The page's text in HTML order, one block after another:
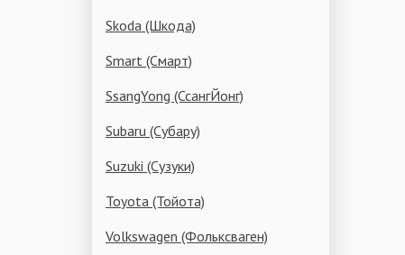
Skoda (Шкода)
Smart (Смарт)
SsangYong (СсангЙонг)
Subaru (Субару)
Suzuki (Сузуки)
Toyota (Тойота)
Volkswagen (Фольксваген)